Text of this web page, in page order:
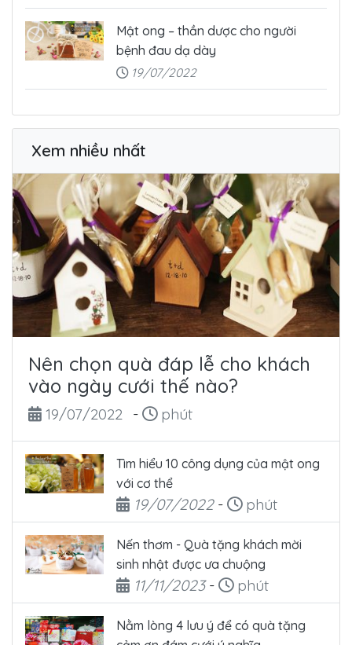
Mật ong – thần dược cho người
bệnh đau dạ dày
19/07/2022
Xem nhiều nhất
Nên chọn quà đáp lễ cho khách
vào ngày cưới thế nào?
Ngày đăng
19/07/2022 - Thời gian đọc
phút
Tìm hiểu 10 công dụng của mật ong
với cơ thể
Ngày đăng
19/07/2022- Thời gian đọc
phút
Nến thơm - Quà tặng khách mời
sinh nhật được ưa chuộng
Ngày đăng
11/11/2023- Thời gian đọc
phút
Nằm lòng 4 lưu ý để có quà tặng